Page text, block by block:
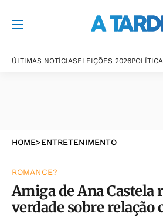
ÚLTIMAS NOTÍCIASELEIÇÕES 2026POLÍTICA
HOME>ENTRETENIMENTO
ROMANCE?
Amiga de Ana Castela
verdade sobre relação